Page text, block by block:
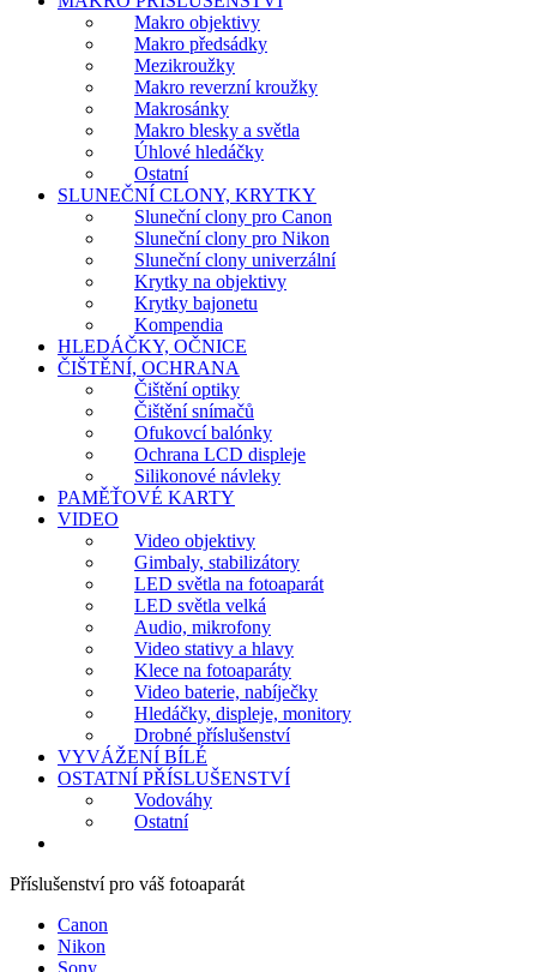
Makro objektivy
Makro předsádky
Mezikroužky
Makro reverzní kroužky
Makrosánky
Makro blesky a světla
Úhlové hledáčky
Ostatní
SLUNEČNÍ CLONY, KRYTKY
Sluneční clony pro Canon
Sluneční clony pro Nikon
Sluneční clony univerzální
Krytky na objektivy
Krytky bajonetu
Kompendia
HLEDÁČKY, OČNICE
ČIŠTĚNÍ, OCHRANA
Čištění optiky
Čištění snímačů
Ofukovcí balónky
Ochrana LCD displeje
Silikonové návleky
PAMĚŤOVÉ KARTY
VIDEO
Video objektivy
Gimbaly, stabilizátory
LED světla na fotoaparát
LED světla velká
Audio, mikrofony
Video stativy a hlavy
Klece na fotoaparáty
Video baterie, nabíječky
Hledáčky, displeje, monitory
Drobné příslušenství
VYVÁŽENÍ BÍLÉ
OSTATNÍ PŘÍSLUŠENSTVÍ
Vodováhy
Ostatní
Příslušenství pro váš fotoaparát
Canon
Nikon
Sony